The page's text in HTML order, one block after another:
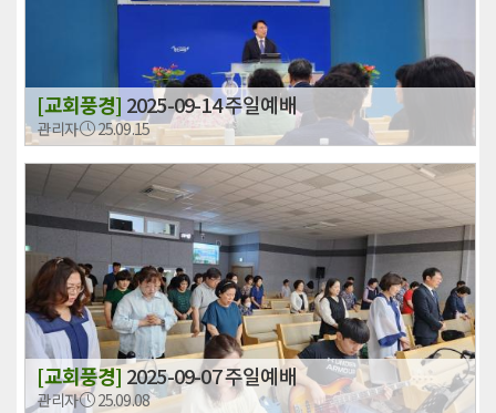
[교회풍경] 2025-09-14 주일예배
관리자 25.09.15
[교회풍경] 2025-09-07 주일예배
관리자 25.09.08